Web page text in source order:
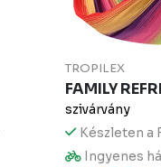
TROPILEX
FAMILY
szivárvány
Készleten a
Ingyenes